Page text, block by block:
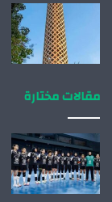
مقالات مختارة